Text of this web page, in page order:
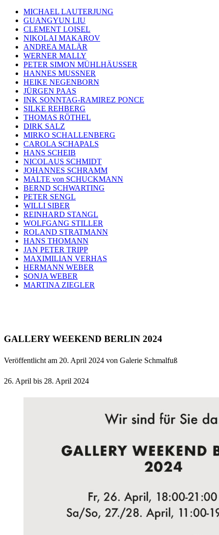
MICHAEL LAUTERJUNG
GUANGYUN LIU
CLEMENT LOISEL
NIKOLAI MAKAROV
ANDREA MALÄR
WERNER MALLY
PETER SIMON MÜHLHÄUSSER
HANNES MUSSNER
HEIKE NEGENBORN
JÜRGEN PAAS
INK SONNTAG-RAMIREZ PONCE
SILKE REHBERG
THOMAS RÖTHEL
DIRK SALZ
MIRKO SCHALLENBERG
CAROLA SCHAPALS
HANS SCHEIB
NICOLAUS SCHMIDT
JOHANNES SCHRAMM
MALTE von SCHUCKMANN
BERND SCHWARTING
PETER SENGL
WILLI SIBER
REINHARD STANGL
WOLFGANG STILLER
ROLAND STRATMANN
HANS THOMANN
JAN PETER TRIPP
MAXIMILIAN VERHAS
HERMANN WEBER
SONJA WEBER
MARTINA ZIEGLER
GALLERY WEEKEND BERLIN 2024
Veröffentlicht am 20. April 2024 von Galerie Schmalfuß
26. April bis 28. April 2024